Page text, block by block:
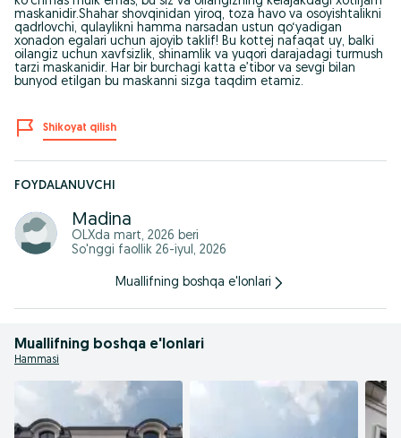
maskanidir.Shahar shovqinidan yiroq, toza havo va osoyishtalikni
qadrlovchi, qulaylikni hamma narsadan ustun qo‘yadigan
xonadon egalari uchun ajoyib taklif! Bu kottej nafaqat uy, balki
oilangiz uchun xavfsizlik, shinamlik va yuqori darajadagi turmush
tarzi maskanidir. Har bir burchagi katta e’tibor va sevgi bilan
bunyod etilgan bu maskanni sizga taqdim etamiz.
Shikoyat qilish
FOYDALANUVCHI
Madina
OLXda mart, 2026 beri
So'nggi faollik 26-iyul, 2026
Muallifning boshqa e'lonlari
Muallifning boshqa e'lonlari
Hammasi